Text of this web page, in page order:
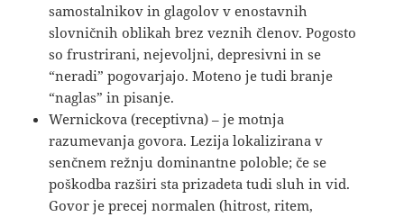
samostalnikov in glagolov v enostavnih
slovničnih oblikah brez veznih členov. Pogosto
so frustrirani, nejevoljni, depresivni in se
“neradi” pogovarjajo. Moteno je tudi branje
“naglas” in pisanje.
Wernickova (receptivna) – je motnja
razumevanja govora. Lezija lokalizirana v
senčnem režnju dominantne poloble; če se
poškodba razširi sta prizadeta tudi sluh in vid.
Govor je precej normalen (hitrost, ritem,